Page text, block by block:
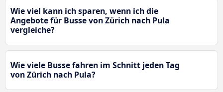
Wie viel kann ich sparen, wenn ich die
Angebote für Busse von Zürich nach Pula
vergleiche?
Wie viele Busse fahren im Schnitt jeden Tag
von Zürich nach Pula?